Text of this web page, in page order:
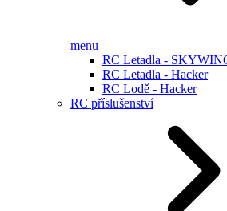
menu
RC Letadla -
RC Letadla - Hacker
RC Lodě - Hacker
RC příslušenství